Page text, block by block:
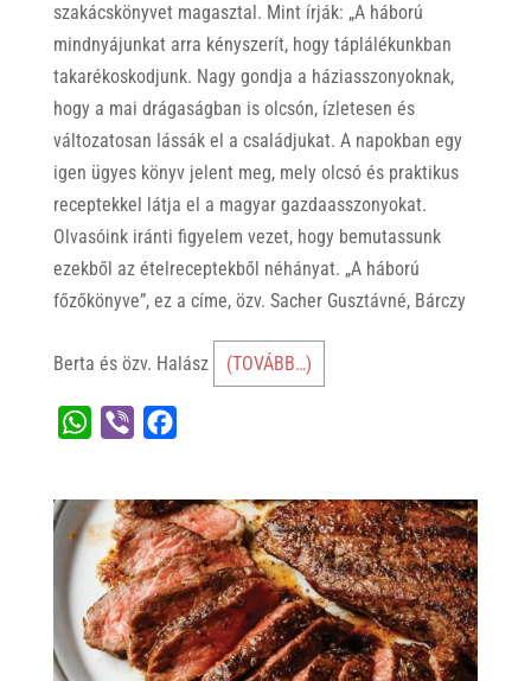
szakácskönyvet magasztal. Mint írják: „A háború
mindnyájunkat arra kényszerít, hogy táplálékunkban
takarékoskodjunk. Nagy gondja a háziasszonyoknak,
hogy a mai drágaságban is olcsón, ízletesen és
változatosan lássák el a csa ládjukat. A napokban egy
igen ügyes könyv jelent meg, mely olcsó és praktikus
receptekkel
látja el a magyar gazdaasszonyokat.
Olvasóink iránti figyelem vezet, hogy bemutassunk
ezekből az étel receptekből néhányat. „A háború
főzőkönyve”, ez a címe, özv. Sacher Gusztávné, Bárczy
Berta és özv. Halász (TOVÁBB…)
t
A
p
p
e
r
e
b
o
o
k